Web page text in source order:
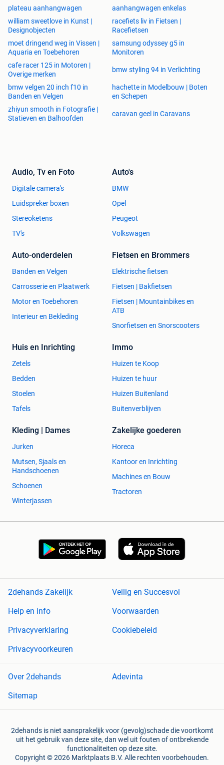
plateau aanhangwagen
aanhangwagen enkelas
william sweetlove in Kunst |
Designobjecten
racefiets liv in Fietsen |
Racefietsen
moet dringend weg in Vissen |
Aquaria en Toebehoren
samsung odyssey g5 in
Monitoren
cafe racer 125 in Motoren |
Overige merken
bmw styling 94 in Verlichting
bmw velgen 20 inch f10 in
Banden en Velgen
hachette in Modelbouw | Boten
en Schepen
zhiyun smooth in Fotografie |
Statieven en Balhoofden
caravan geel in Caravans
Audio, Tv en Foto
Digitale camera's
Luidspreker boxen
Stereoketens
TV's
Auto's
BMW
Opel
Peugeot
Volkswagen
Auto-onderdelen
Banden en Velgen
Carrosserie en Plaatwerk
Motor en Toebehoren
Interieur en Bekleding
Fietsen en Brommers
Elektrische fietsen
Fietsen | Bakfietsen
Fietsen | Mountainbikes en
ATB
Snorfietsen en Snorscooters
Huis en Inrichting
Zetels
Bedden
Stoelen
Tafels
Immo
Huizen te Koop
Huizen te huur
Huizen Buitenland
Buitenverblijven
Kleding | Dames
Jurken
Mutsen, Sjaals en
Handschoenen
Schoenen
Winterjassen
Zakelijke goederen
Horeca
Kantoor en Inrichting
Machines en Bouw
Tractoren
2dehands Zakelijk
Veilig en Succesvol
Help en info
Voorwaarden
Privacyverklaring
Cookiebeleid
Privacyvoorkeuren
Over 2dehands
Adevinta
Sitemap
2dehands is niet aansprakelijk voor (gevolg)schade die voortkomt
uit het gebruik van deze site, dan wel uit fouten of ontbrekende
functionaliteiten op deze site.
Copyright © 2026 Marktplaats B.V. Alle rechten voorbehouden.